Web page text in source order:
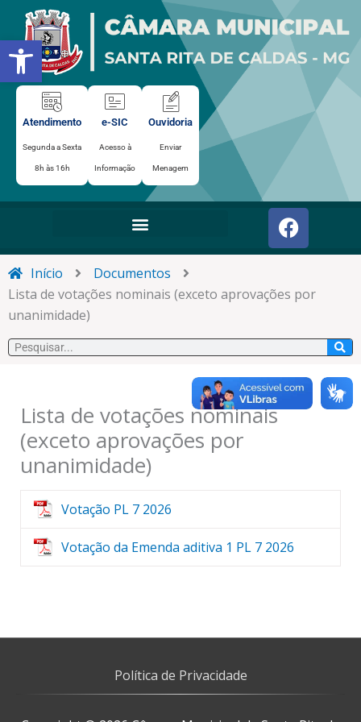
Abrir a barra de ferramentas
para
conteúdo
Atendimento
Segunda a Sexta
8h às 16h
e-SIC
Acesso à
Informação
Ouvidoria
Enviar
Menagem
F
a
c
b
o
k
Início
Documentos
Lista de votações nominais (exceto aprovações por
unanimidade)
Pesquisar
Lista de votações nominais
(exceto aprovações por
unanimidade)
Votação PL 7 2026
Votação da Emenda aditiva 1 PL 7 2026
Política de Privacidade